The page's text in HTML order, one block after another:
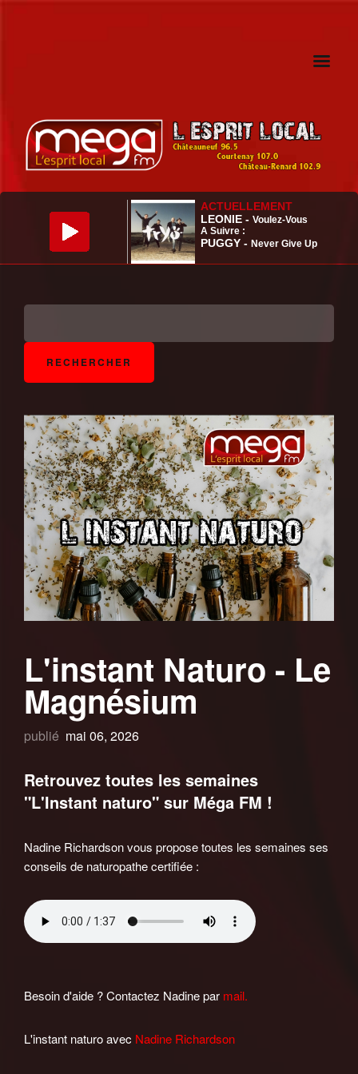
L'instant Naturo - Le
Magnésium
publié mai 06, 2026
Retrouvez toutes les semaines
"L'Instant naturo" sur Méga FM !
Nadine Richardson vous propose toutes les semaines ses
conseils de naturopathe certifiée :
Besoin d'aide ? Contactez Nadine par mail.
L'instant naturo avec Nadine Richardson